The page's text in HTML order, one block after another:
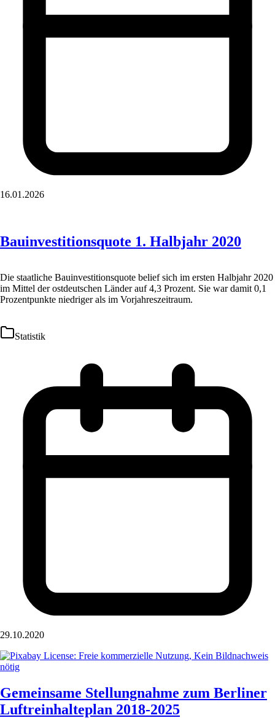
16.01.2026
Bauinvestitionsquote 1. Halbjahr 2020
Die staatliche Bauinvestitionsquote belief sich im ersten Halbjahr 2020
im Mittel der ostdeutschen Länder auf 4,3 Prozent. Sie war damit 0,1
Prozentpunkte niedriger als im Vorjahreszeitraum.
Statistik
29.10.2020
Gemeinsame Stellungnahme zum Berliner
Luftreinhalteplan 2018-2025